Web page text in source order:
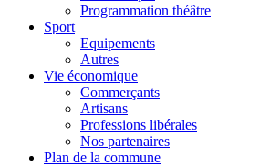
Programmation théâtre
Sport
Equipements
Autres
Vie économique
Commerçants
Artisans
Professions libérales
Nos partenaires
Plan de la commune